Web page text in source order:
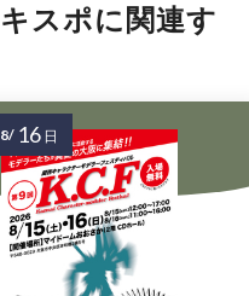
スポに関連す
8/ 16 日